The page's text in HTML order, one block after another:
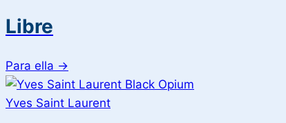
Libre
Para ella →
Yves Saint Laurent